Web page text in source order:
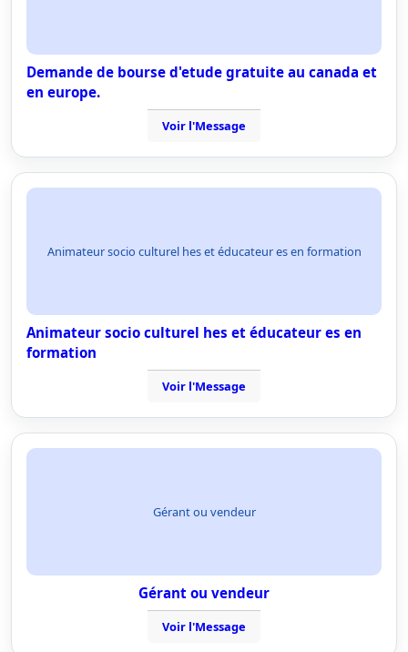
Demande de bourse d'etude gratuite au canada et
en europe.
Voir l'Message
Animateur socio culturel hes et éducateur es en formation
Animateur socio culturel hes et éducateur es en
formation
Voir l'Message
Gérant ou vendeur
Gérant ou vendeur
Voir l'Message